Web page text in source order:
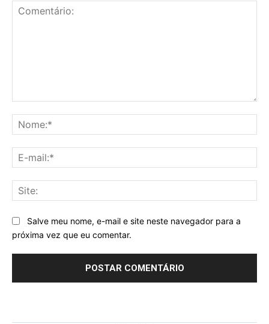
Salve meu nome, e-mail e site neste navegador para a
próxima vez que eu comentar.